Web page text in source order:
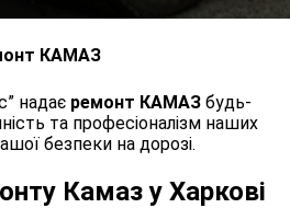
КАМАЗ
надає ремонт КАМАЗ будь-
та професіоналізм наших
безпеки на дорозі.
Камаз у Харкові